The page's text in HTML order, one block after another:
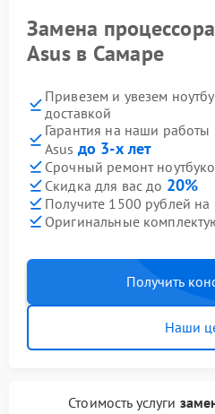
Замена
Asus в Самаре
Привезем и увезем
доставкой
Гарантия на наши работы
Asus до 3-х лет
Срочный ремонт
Скидка для вас до 20%
Получите 1500 рублей на
Оригинальные
Получить
Наши
Стоимость услуги